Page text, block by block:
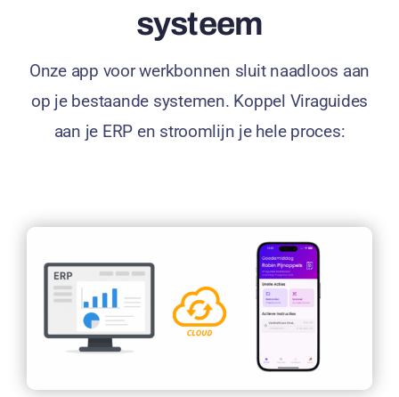
systeem
Onze app voor werkbonnen sluit naadloos aan
op je bestaande systemen. Koppel Viraguides
aan je ERP en stroomlijn je hele proces: